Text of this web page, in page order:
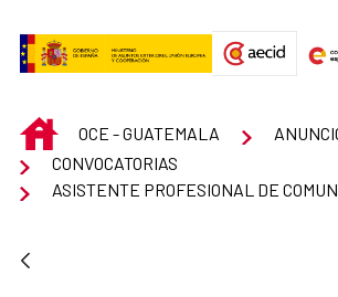
INICIOOCE - GUATEMALA
CONVOCATORIAS